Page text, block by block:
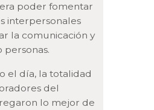
poder fomentar
interpersonales
la comunicación y
el día, la totalidad
del
lo mejor de